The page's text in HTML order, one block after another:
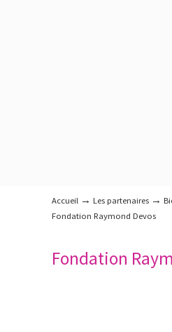
Accueil → Les partenaires →
Fondation Raymond Devos
Fondation